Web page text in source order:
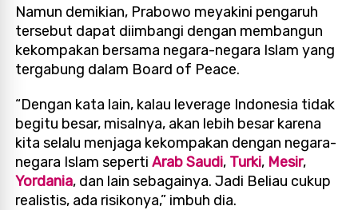
Namun demikian, Prabowo meyakini pengaruh
tersebut dapat diimbangi dengan membangun
kekompakan bersama negara-negara Islam yang
tergabung dalam Board of Peace.
“Dengan kata lain, kalau leverage Indonesia tidak
begitu besar, misalnya, akan lebih besar karena
kita selalu menjaga kekompakan dengan negara-
negara Islam sepertiArab Saudi, Turki, Mesir,
Yordania, dan lain sebagainya. Jadi Beliau cukup
realistis, ada risikonya,” imbuh dia.